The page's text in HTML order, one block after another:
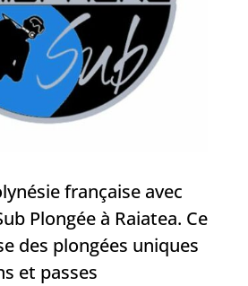
française avec
Plongée à Raiatea. Ce
des plongées uniques
et passes